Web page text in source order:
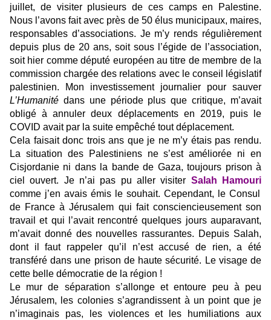
juillet, de visiter plusieurs de ces camps en Palestine.
Nous l’avons fait avec près de 50 élus municipaux, maires,
responsables d’associations. Je m’y rends régulièrement
depuis plus de 20 ans, soit sous l’égide de l’association,
soit hier comme député européen au titre de membre de la
commission chargée des relations avec le conseil législatif
palestinien. Mon investissement journalier pour sauver
L’Humanité dans une période plus que critique, m’avait
obligé à annuler deux déplacements en 2019, puis le
COVID avait par la suite empêché tout déplacement.
Cela faisait donc trois ans que je ne m’y étais pas rendu.
La situation des Palestiniens ne s’est améliorée ni en
Cisjordanie ni dans la bande de Gaza, toujours prison à
ciel ouvert. Je n’ai pas pu aller visiter Salah Hamouri
comme j’en avais émis le souhait. Cependant, le Consul
de France à Jérusalem qui fait consciencieusement son
travail et qui l’avait rencontré quelques jours auparavant,
m’avait donné des nouvelles rassurantes. Depuis Salah,
dont il faut rappeler qu’il n’est accusé de rien, a été
transféré dans une prison de haute sécurité. Le visage de
cette belle démocratie de la région !
Le mur de séparation s’allonge et entoure peu à peu
Jérusalem, les colonies s’agrandissent à un point que je
n’imaginais pas, les violences et les humiliations aux